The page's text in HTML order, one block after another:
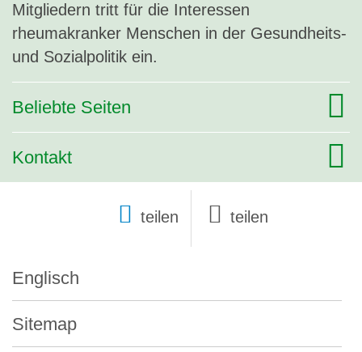
Mitgliedern tritt für die Interessen
rheumakranker Menschen in der Gesundheits-
und Sozialpolitik ein.
Beliebte Seiten
Kontakt
teilen
Englisch
Sitemap